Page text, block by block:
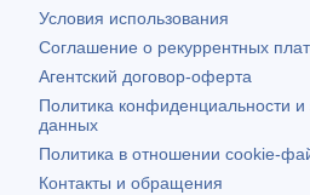
Условия использования
Соглашение о рекуррентных
Агентский договор-оферта
Политика конфиденциальности
данных
Политика в отношении cookie-
Контакты и обращения